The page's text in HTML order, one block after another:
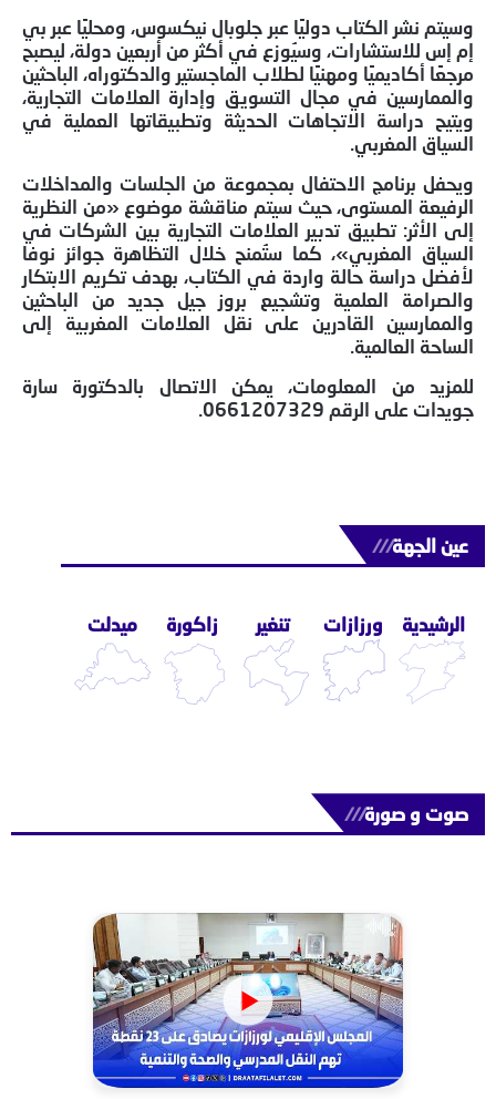
وسيتم نشر الكتاب دوليًا عبر جلوبال نيكسوس، ومحليًا عبر بي
إم إس للاستشارات، وسيُوزع في أكثر من أربعين دولة، ليصبح
مرجعًا أكاديميًا ومهنيًا لطلاب الماجستير والدكتوراه، الباحثين
والممارسين في مجال التسويق وإدارة العلامات التجارية،
ويتيح دراسة الاتجاهات الحديثة وتطبيقاتها العملية في
السياق المغربي.
ويحفل برنامج الاحتفال بمجموعة من الجلسات والمداخلات
الرفيعة المستوى، حيث سيتم مناقشة موضوع «من النظرية
إلى الأثر: تطبيق تدبير العلامات التجارية بين الشركات في
السياق المغربي»، كما ستُمنح خلال التظاهرة جوائز نوفا
لأفضل دراسة حالة واردة في الكتاب، بهدف تكريم الابتكار
والصرامة العلمية وتشجيع بروز جيل جديد من الباحثين
والممارسين القادرين على نقل العلامات المغربية إلى
الساحة العالمية.
للمزيد من المعلومات، يمكن الاتصال بالدكتورة سارة
جويدات على الرقم 0661207329.
عين الجهة///
الرشيدية ورزازات تنغير زاكورة ميدلت
صوت و صورة///